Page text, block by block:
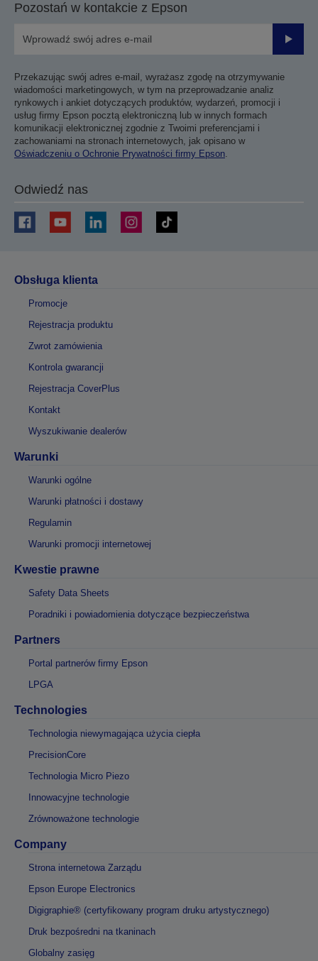
Pozostań w kontakcie z Epson
Przekazując swój adres e-mail, wyrażasz zgodę na otrzymywanie
wiadomości marketingowych, w tym na przeprowadzanie analiz
rynkowych i ankiet dotyczących produktów, wydarzeń, promocji i
usług firmy Epson pocztą elektroniczną lub w innych formach
komunikacji elektronicznej zgodnie z Twoimi preferencjami i
zachowaniami na stronach internetowych, jak opisano w
Oświadczeniu o Ochronie Prywatności firmy Epson.
Odwiedź nas
Obsługa klienta
Promocje
Rejestracja produktu
Zwrot zamówienia
Kontrola gwarancji
Rejestracja CoverPlus
Kontakt
Wyszukiwanie dealerów
Warunki
Warunki ogólne
Warunki płatności i dostawy
Regulamin
Warunki promocji internetowej
Kwestie prawne
Safety Data Sheets
Poradniki i powiadomienia dotyczące bezpieczeństwa
Partners
Portal partnerów firmy Epson
LPGA
Technologies
Technologia niewymagająca użycia ciepła
PrecisionCore
Technologia Micro Piezo
Innowacyjne technologie
Zrównoważone technologie
Company
Strona internetowa Zarządu
Epson Europe Electronics
Digigraphie® (certyfikowany program druku artystycznego)
Druk bezpośredni na tkaninach
Globalny zasięg